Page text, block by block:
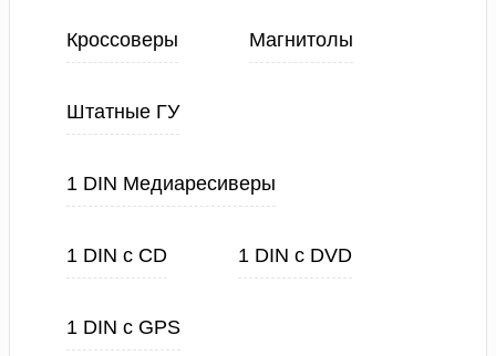
Кроссоверы Магнитолы
Штатные ГУ
1 DIN Медиаресиверы
1 DIN с CD 1 DIN с DVD
1 DIN с GPS